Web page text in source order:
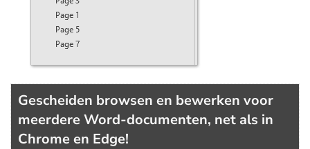
Gescheiden browsen en bewerken voor
meerdere Word-documenten, net als in
Chrome en Edge!